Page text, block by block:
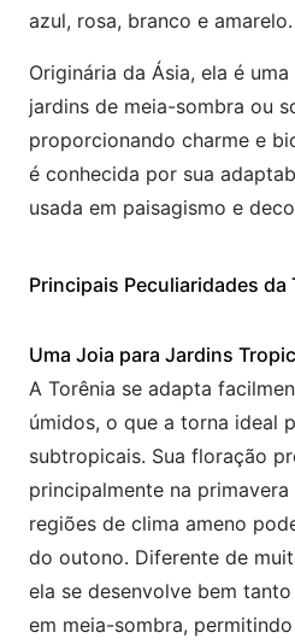
azul, rosa, branco e amarelo.
Originária da Ásia, ela é
jardins de meia-sombra ou
proporcionando charme e
é conhecida por sua
usada em paisagismo e
Principais Peculiaridades da
Uma Joia para Jardins
A Torênia se adapta
úmidos, o que a torna ideal
subtropicais. Sua floração
principalmente na
regiões de clima ameno
do outono. Diferente de
ela se desenvolve bem
em meia-sombra,